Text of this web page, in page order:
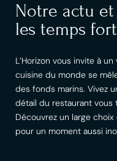
Notre actu
les temps
L’Horizon vous invite à
cuisine du monde se
des fonds marins. Vivez
détail du restaurant vous
Découvrez un large
pour un moment aussi